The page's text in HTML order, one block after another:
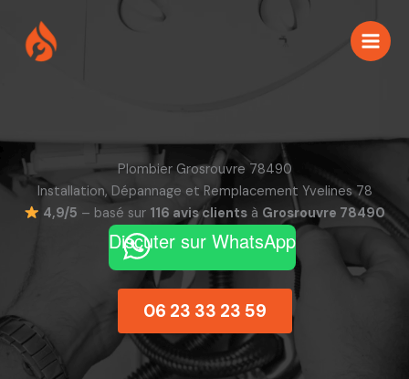
contenu
Plombier Grosrouvre 78490
Installation, Dépannage et Remplacement Yvelines 78
4,9/5 – basé sur 116 avis clientsà Grosrouvre 78490
Discuter sur WhatsApp
06 23 33 23 59